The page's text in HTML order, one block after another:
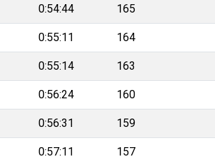
0:54:44 165
0:55:11 164
0:55:14 163
0:56:24 160
0:56:31 159
0:57:11 157